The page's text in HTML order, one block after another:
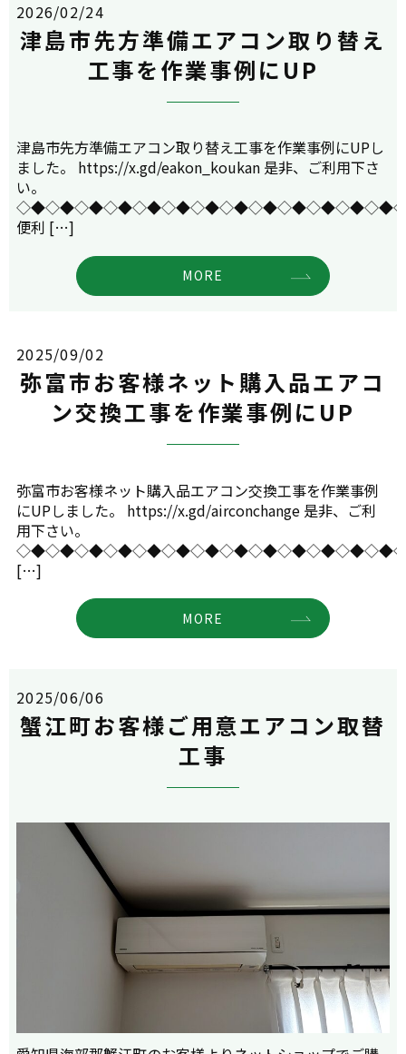
2026/02/24
津島市先方準備エアコン取り替え
工事を作業事例にUP
津島市先方準備エアコン取り替え工事を作業事例にUPし
ました。 https://x.gd/eakon_koukan 是非、ご利用下さ
い。
便利 […]
MORE
2025/09/02
弥富市お客様ネット購入品エアコ
ン交換工事を作業事例にUP
弥富市お客様ネット購入品エアコン交換工事を作業事例
にUPしました。 https://x.gd/airconchange 是非、ご利
用下さい。
[…]
MORE
2025/06/06
蟹江町お客様ご用意エアコン取替
工事